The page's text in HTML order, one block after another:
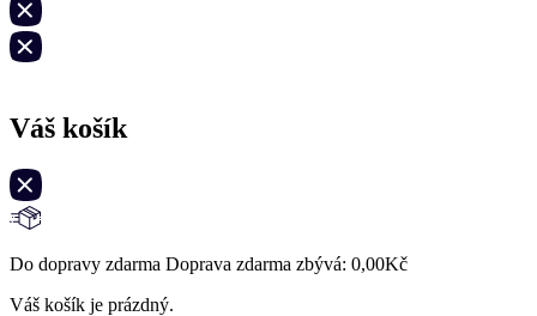
Váš košík
Do dopravy zdarma Doprava zdarma zbývá: 0,00Kč
Váš košík je prázdný.